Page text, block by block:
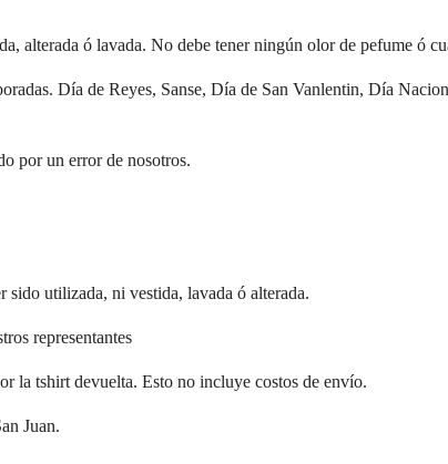
alterada ó lavada. No debe tener ningún olor de pefume ó
Día de Reyes, Sanse, Día de San Vanlentin, Día
por un error de nosotros.
sido utilizada, ni vestida, lavada ó alterada.
representantes
la tshirt devuelta. Esto no incluye costos de envío.
Juan.